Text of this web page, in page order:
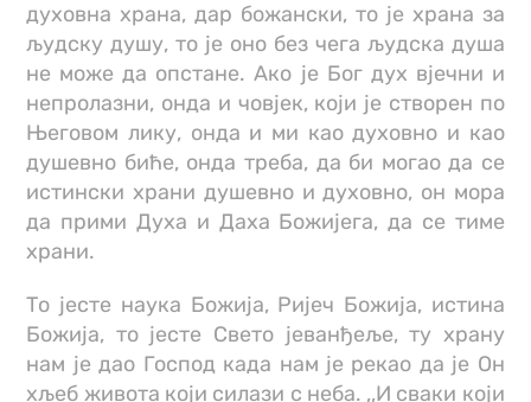
духовна храна, дар божански, то је храна за
људску душу, то је оно без чега људска душа
не може да опстане. Ако је Бог дух вјечни и
непролазни, онда и човјек, који је створен по
Његовом лику, онда и ми као духовно и као
душевно биће, онда треба, да би могао да се
истински храни душевно и духовно, он мора
да прими Духа и Даха Божијега, да се тиме
храни.
То јесте наука Божија, Ријеч Божија, истина
Божија, то јесте Свето јеванђеље, ту храну
нам је дао Господ када нам је рекао да је Он
хљеб живота који силази с неба. ,,И сваки који